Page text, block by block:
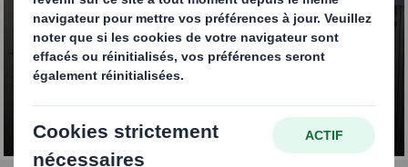
Packaging Systems